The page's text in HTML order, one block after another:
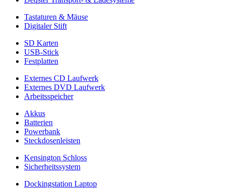
Tastaturen & Mäuse
Digitaler Stift
SD Karten
USB-Stick
Festplatten
Externes CD Laufwerk
Externes DVD Laufwerk
Arbeitsspeicher
Akkus
Batterien
Powerbank
Steckdosenleisten
Kensington Schloss
Sicherheitssystem
Dockingstation Laptop